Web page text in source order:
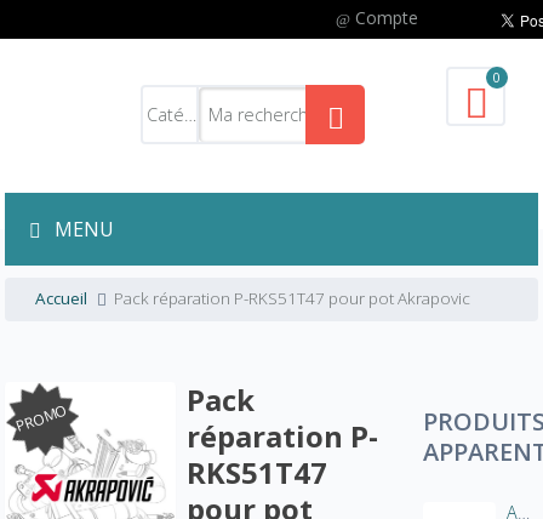
Compte
0
MENU
Accueil Pack réparation P-RKS51T47 pour pot Akrapovic
PROMO
Pack
réparation P-
RKS51T47
pour pot
Aération manche blouson moto